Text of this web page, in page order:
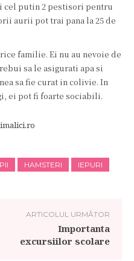
cel putin 2 pestisori pentru
aurii pot trai pana la 25 de
familie. Ei nu au nevoie de
sa le asigurati apa si
sa fie curat in colivie. In
ei pot fi foarte sociabili.
HAMSTERI IEPURI
ARTICOLUL URMĂTOR
Importanta
excursiilor scolare